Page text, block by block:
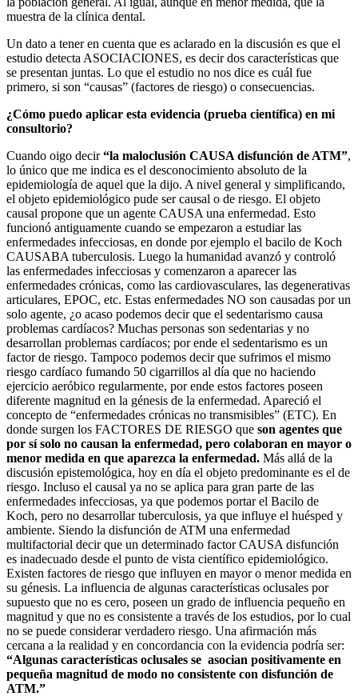
muestra de la clínica dental.
Un dato a tener en cuenta que es aclarado en la discusión es que el
estudio detecta ASOCIACIONES, es decir dos características que
se presentan juntas. Lo que el estudio no nos dice es cuál fue
primero, si son “causas” (factores de riesgo) o consecuencias.
¿Cómo puedo aplicar esta evidencia (prueba científica) en mi
consultorio?
Cuando oigo decir“la maloclusión CAUSA disfunción de ATM”,
lo único que me indica es el desconocimiento absoluto de la
epidemiología de aquel que la dijo. A nivel general y simplificando,
el objeto epidemiológico pude ser causal o de riesgo. El objeto
causal propone que un agente CAUSA una enfermedad. Esto
funcionó antiguamente cuando se empezaron a estudiar las
enfermedades infecciosas, en donde por ejemplo el bacilo de Koch
CAUSABA tuberculosis. Luego la humanidad avanzó y controló
las enfermedades infecciosas y comenzaron a aparecer las
enfermedades crónicas, como las cardiovasculares, las degenerativas
articulares, EPOC, etc. Estas enfermedades NO son causadas por un
solo agente, ¿o acaso podemos decir que el sedentarismo causa
problemas cardíacos? Muchas personas son sedentarias y no
desarrollan problemas cardíacos; por ende el sedentarismo es un
factor de riesgo. Tampoco podemos decir que sufrimos el mismo
riesgo cardíaco fumando 50 cigarrillos al día que no haciendo
ejercicio aeróbico regularmente, por ende estos factores poseen
diferente magnitud en la génesis de la enfermedad. Apareció el
concepto de “enfermedades crónicas no transmisibles” (ETC). En
donde surgen los FACTORES DE RIESGO que son agentes que
por sí solo no causan la enfermedad, pero colaboran en mayor o
menor medida en que aparezca la enfermedad. Más allá de la
discusión epistemológica, hoy en día el objeto predominante es el de
riesgo. Incluso el causal ya no se aplica para gran parte de las
enfermedades infecciosas, ya que podemos portar el Bacilo de
Koch, pero no desarrollar tuberculosis, ya que influye el huésped y
ambiente. Siendo la disfunción de ATM una enfermedad
multifactorial decir que un determinado factor CAUSA disfunción
es inadecuado desde el punto de vista científico epidemiológico.
Existen factores de riesgo que influyen en mayor o menor medida en
su génesis. La influencia de algunas características oclusales por
supuesto que no es cero, poseen un grado de influencia pequeño en
magnitud y que no es consistente a través de los estudios, por lo cual
no se puede considerar verdadero riesgo. Una afirmación más
cercana a la realidad y en concordancia con la evidencia podría ser:
“Algunas características oclusales se asocian positivamente en
pequeña magnitud de modo no consistente con disfunción de
ATM.”